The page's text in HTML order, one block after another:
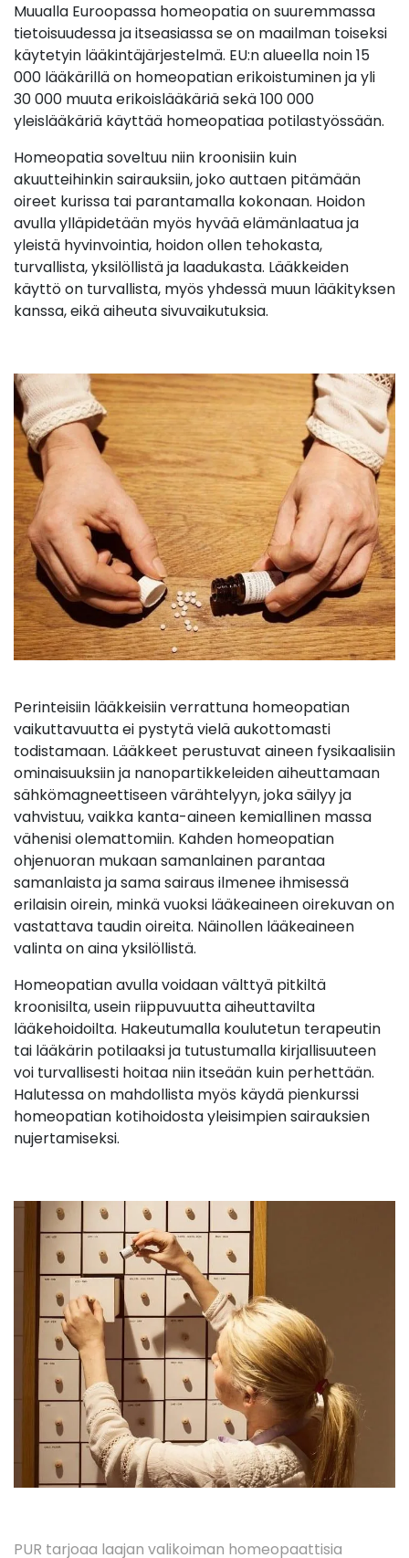
Muualla Euroopassa homeopatia on suuremmassa
tietoisuudessa ja itseasiassa se on maailman toiseksi
käytetyin lääkintäjärjestelmä. EU:n alueella noin 15
000 lääkärillä on homeopatian erikoistuminen ja yli
30 000 muuta erikoislääkäriä sekä 100 000
yleislääkäriä käyttää homeopatiaa potilastyössään.
Homeopatia soveltuu niin kroonisiin kuin
akuutteihinkin sairauksiin, joko auttaen pitämään
oireet kurissa tai parantamalla kokonaan. Hoidon
avulla ylläpidetään myös hyvää elämänlaatua ja
yleistä hyvinvointia, hoidon ollen tehokasta,
turvallista, yksilöllistä ja laadukasta. Lääkkeiden
käyttö on turvallista, myös yhdessä muun lääkityksen
kanssa, eikä aiheuta sivuvaikutuksia.
Perinteisiin lääkkeisiin verrattuna homeopatian
vaikuttavuutta ei pystytä vielä aukottomasti
todistamaan. Lääkkeet perustuvat aineen fysikaalisiin
ominaisuuksiin ja nanopartikkeleiden aiheuttamaan
sähkömagneettiseen värähtelyyn, joka säilyy ja
vahvistuu, vaikka kanta-aineen kemiallinen massa
vähenisi olemattomiin. Kahden homeopatian
ohjenuoran mukaan samanlainen parantaa
samanlaista ja sama sairaus ilmenee ihmisessä
erilaisin oirein, minkä vuoksi lääkeaineen oirekuvan on
vastattava taudin oireita. Näinollen lääkeaineen
valinta on aina yksilöllistä.
Homeopatian avulla voidaan välttyä pitkiltä
kroonisilta, usein riippuvuutta aiheuttavilta
lääkehoidoilta. Hakeutumalla koulutetun terapeutin
tai lääkärin potilaaksi ja tutustumalla kirjallisuuteen
voi turvallisesti hoitaa niin itseään kuin perhettään.
Halutessa on mahdollista myös käydä pienkurssi
homeopatian kotihoidosta yleisimpien sairauksien
nujertamiseksi.
PUR tarjoaa laajan valikoiman homeopaattisia